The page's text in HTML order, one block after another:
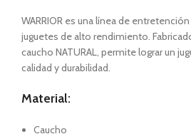
WARRIOR es una línea de
juguetes de alto rendimiento.
caucho NATURAL, permite lograr un
calidad y durabilidad.
Material:
Caucho